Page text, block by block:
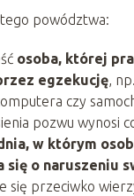
powództwa:
osoba, której
egzekucję,
czy
pozwu wynosi
w którym
się o naruszeniu
się przeciwko